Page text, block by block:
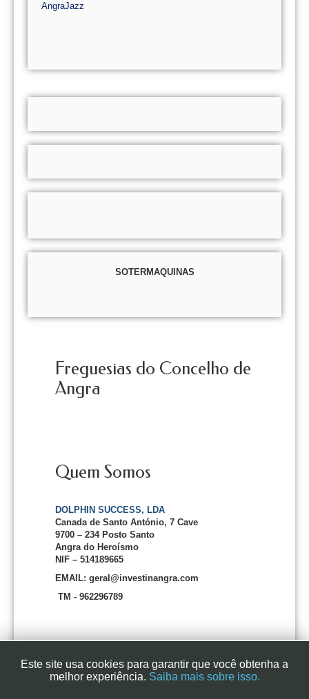
AngraJazz
SOTERMAQUINAS
Freguesias do Concelho de
Angra
Quem Somos
DOLPHIN SUCCESS, LDA
Canada de Santo António, 7 Cave
9700 – 234 Posto Santo
Angra do Heroísmo
NIF – 514189665
EMAIL: geral@investinangra.com
TM - 962296789
Este site usa cookies para garantir que você obtenha a
melhor experiência. Saiba mais sobre isso.